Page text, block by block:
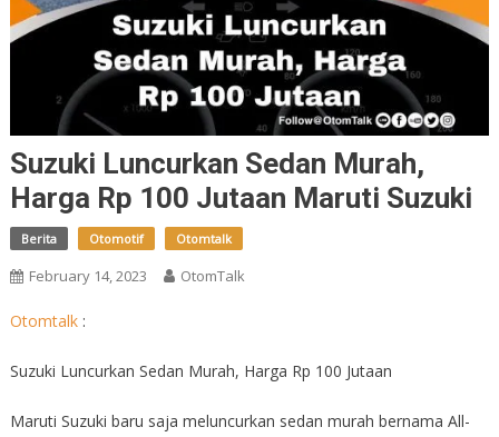
Suzuki Luncurkan Sedan Murah,
Harga Rp 100 Jutaan Maruti Suzuki
Berita Otomotif Otomtalk
February 14, 2023 OtomTalk
Otomtalk:
Suzuki Luncurkan Sedan Murah, Harga Rp 100 Jutaan
Maruti Suzuki baru saja meluncurkan sedan murah bernama All-